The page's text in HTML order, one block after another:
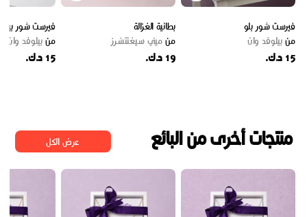
فيرست شور بلو
من بيلوفد وان
15 د.ك.
بطانية الغزالة
من ميني سيغنتشرز
19 د.ك.
فيرست شور بينك
من بيلوفد وان
15 د.ك.
منتجات أخرى من البائع عرض الكل